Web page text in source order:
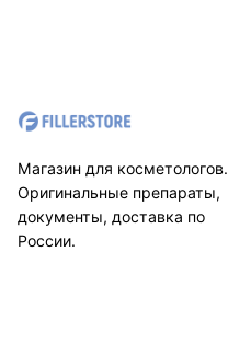
Магазин для косметологов.
Оригинальные препараты,
документы, доставка по
России.